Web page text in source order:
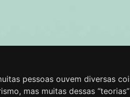
pessoas ouvem diversas
mas muitas dessas